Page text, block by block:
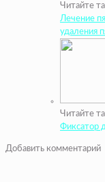
Читайте
Лечение
удаления
Читайте
Фиксатор
Добавить комментарий